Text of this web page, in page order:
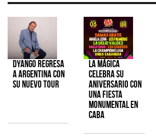
Dyango regresa
a Argentina con
su nuevo tour
La Mágica
celebra su
aniversario con
una fiesta
monumental en
CABA